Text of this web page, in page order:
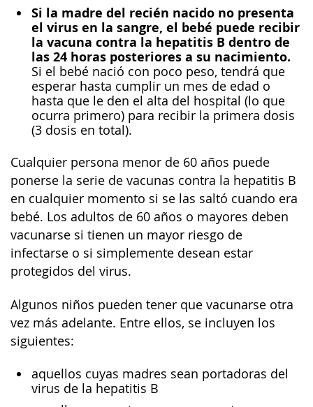
Si la madre del recién nacido no presenta
el virus en la sangre, el bebé puede recibir
la vacuna contra la hepatitis B dentro de
las 24 horas posteriores a su nacimiento.
Si el bebé nació con poco peso, tendrá que
esperar hasta cumplir un mes de edad o
hasta que le den el alta del hospital (lo que
ocurra primero) para recibir la primera dosis
(3 dosis en total).
Cualquier persona menor de 60 años puede
ponerse la serie de vacunas contra la hepatitis B
en cualquier momento si se las saltó cuando era
bebé. Los adultos de 60 años o mayores deben
vacunarse si tienen un mayor riesgo de
infectarse o si simplemente desean estar
protegidos del virus.
Algunos niños pueden tener que vacunarse otra
vez más adelante. Entre ellos, se incluyen los
siguientes:
aquellos cuyas madres sean portadoras del
virus de la hepatitis B